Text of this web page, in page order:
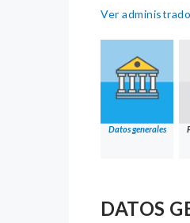
Ver
Datos generales
DATOS